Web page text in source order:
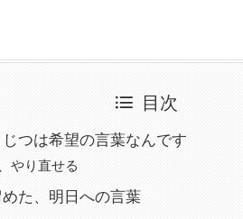
目次
じつは希望の言葉なんです
やり直せる
た、明日への言葉